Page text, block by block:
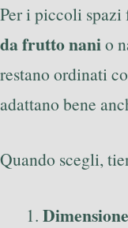
Per i piccoli
da frutto nanio
restano ordinati
adattano bene
Quando scegli,